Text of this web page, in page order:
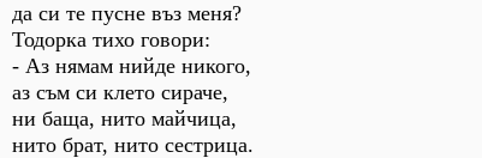
да си те пусне въз меня?
Тодорка тихо говори:
- Аз нямам нийде никого,
аз съм си клето сираче,
ни баща, нито майчица,
нито брат, нито сестрица.